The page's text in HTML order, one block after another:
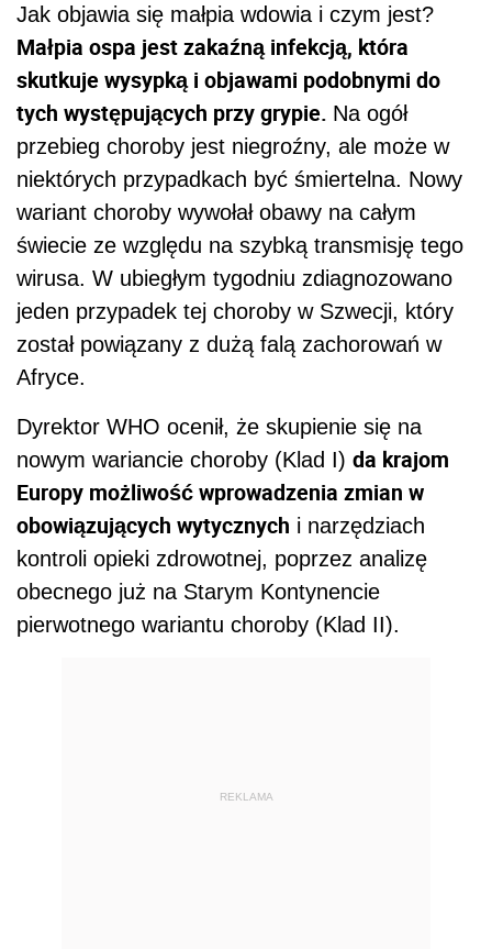
Jak objawia się małpia wdowia i czym jest?
Małpia ospa jest zakaźną infekcją, która
skutkuje wysypką i objawami podobnymi do
tych występujących przy grypie. Na ogół
przebieg choroby jest niegroźny, ale może w
niektórych przypadkach być śmiertelna. Nowy
wariant choroby wywołał obawy na całym
świecie ze względu na szybką transmisję tego
wirusa. W ubiegłym tygodniu zdiagnozowano
jeden przypadek tej choroby w Szwecji, który
został powiązany z dużą falą zachorowań w
Afryce.
Dyrektor WHO ocenił, że skupienie się na
nowym wariancie choroby (Klad I) da krajom
Europy możliwość wprowadzenia zmian w
obowiązujących wytycznych i narzędziach
kontroli opieki zdrowotnej, poprzez analizę
obecnego już na Starym Kontynencie
pierwotnego wariantu choroby (Klad II).
REKLAMA